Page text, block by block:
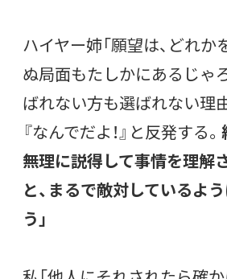
ハイヤー姉「願望は、どれ
ぬ局面もたしかにあるじゃ
ばれない方も選ばれない理
『なんでだよ！』と反発する。
無理に説得して事情を理解
と、まるで敵対しているよ
う」